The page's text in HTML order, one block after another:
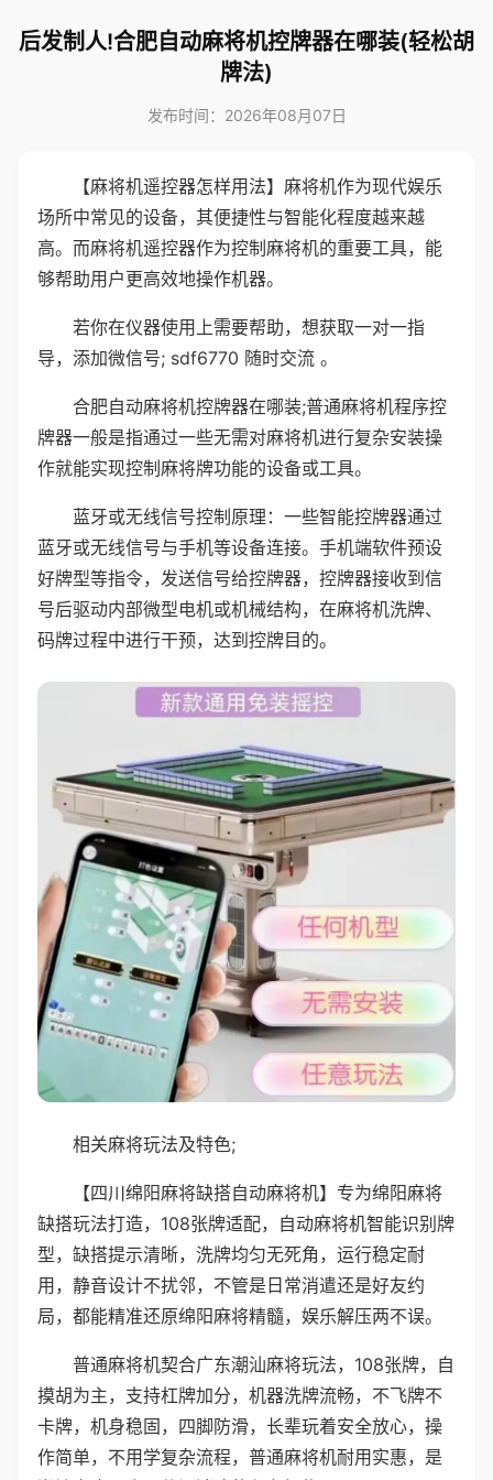
后发制人!合肥自动麻将机控牌器在哪装(轻松胡
牌法)
发布时间：2026年08月07日
【麻将机遥控器怎样用法】麻将机作为现代娱乐
场所中常见的设备，其便捷性与智能化程度越来越
高。而麻将机遥控器作为控制麻将机的重要工具，能
够帮助用户更高效地操作机器。
若你在仪器使用上需要帮助，想获取一对一指
导，添加微信号; sdf6770 随时交流 。
合肥自动麻将机控牌器在哪装;普通麻将机程序控
牌器一般是指通过一些无需对麻将机进行复杂安装操
作就能实现控制麻将牌功能的设备或工具。
蓝牙或无线信号控制原理：一些智能控牌器通过
蓝牙或无线信号与手机等设备连接。手机端软件预设
好牌型等指令，发送信号给控牌器，控牌器接收到信
号后驱动内部微型电机或机械结构，在麻将机洗牌、
码牌过程中进行干预，达到控牌目的。
相关麻将玩法及特色;
【四川绵阳麻将缺搭自动麻将机】专为绵阳麻将
缺搭玩法打造，108张牌适配，自动麻将机智能识别牌
型，缺搭提示清晰，洗牌均匀无死角，运行稳定耐
用，静音设计不扰邻，不管是日常消遣还是好友约
局，都能精准还原绵阳麻将精髓，娱乐解压两不误。
普通麻将机契合广东潮汕麻将玩法，108张牌，自
摸胡为主，支持杠牌加分，机器洗牌流畅，不飞牌不
卡牌，机身稳固，四脚防滑，长辈玩着安全放心，操
作简单，不用学复杂流程，普通麻将机耐用实惠，是